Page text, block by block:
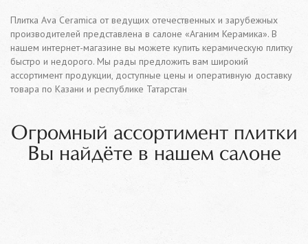
Плитка Ava Ceramica от ведущих отечественных и зарубежных
производителей представлена в салоне «Аганим Керамика». В
нашем интернет-магазине вы можете купить керамическую плитку
быстро и недорого. Мы рады предложить вам широкий
ассортимент продукции, доступные цены и оперативную доставку
товара по Казани и республике Татарстан
Огромный ассортимент плитки
Вы найдёте в нашем салоне